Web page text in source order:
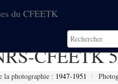
du CFEETK
CFEETK
la photographie : 1947-1951